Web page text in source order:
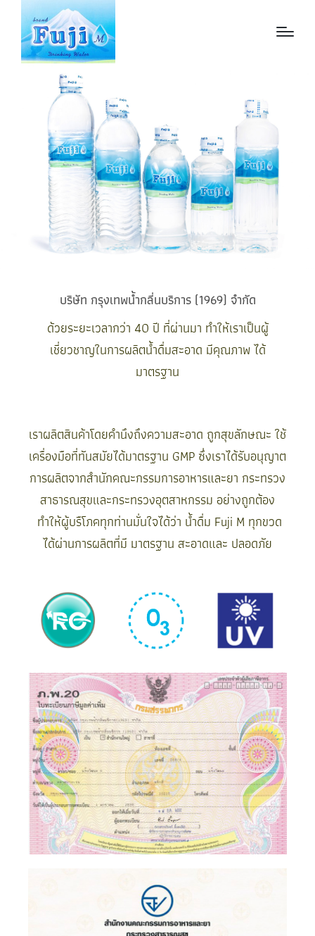
บริษัท กรุงเทพน้ำกลี่นบริการ (1969) จำกัด
ด้วยระยะเวลากว่า 40 ปี ที่ผ่านมา ทำให้เราเป็นผู้
เชี่ยวชาญในการผลิตน้ำดื่มสะอาด มีคุณภาพ ได้
มาตรฐาน
เราผลิตสินค้าโดยคำนึงถึงความสะอาด ถูกสุขลักษณะ ใช้
เครื่องมือที่ทันสมัยได้มาตรฐาน GMP ซึ่งเราได้รับอนุญาต
การผลิตจากสำนักคณะกรรมการอาหารและยา กระทรวง
สาธารณสุขและกระทรวงอุตสาหกรรม อย่างถูกต้อง
ทำให้ผู้บรืโภคทุกท่านมั่นใจได้ว่า น้ำดื่ม Fuji M ทุกขวด
ได้ผ่านการผลิตที่มี มาตรฐาน สะอาดและ ปลอดภัย